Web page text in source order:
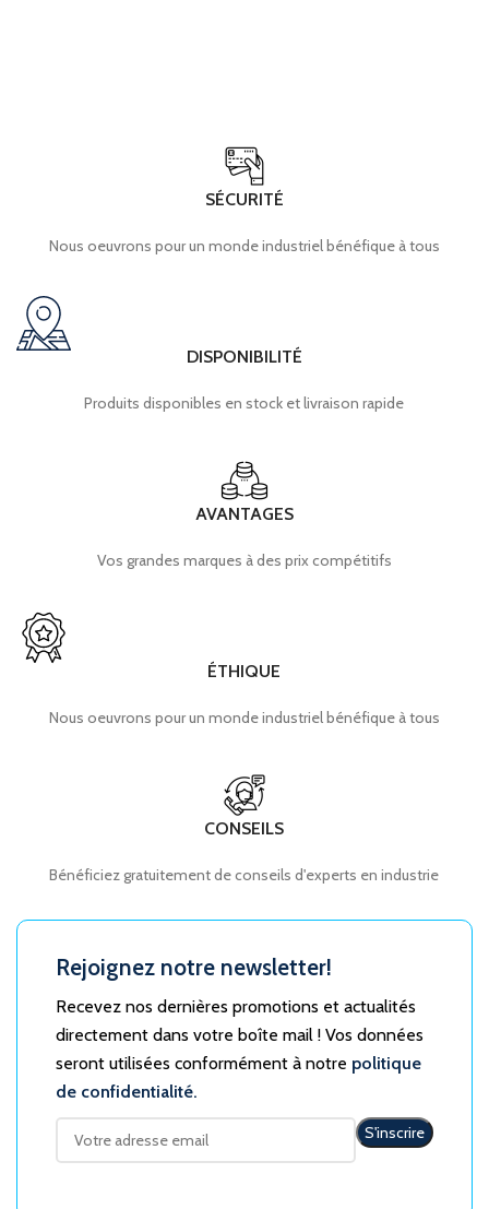
SÉCURITÉ
Nous oeuvrons pour un monde industriel bénéfique à tous
DISPONIBILITÉ
Produits disponibles en stock et livraison rapide
AVANTAGES
Vos grandes marques à des prix compétitifs
ÉTHIQUE
Nous oeuvrons pour un monde industriel bénéfique à tous
CONSEILS
Bénéficiez gratuitement de conseils d'experts en industrie
Rejoignez notre newsletter!
Recevez nos dernières promotions et actualités
directement dans votre boîte mail ! Vos données
seront utilisées conformément à notre politique
de confidentialité.